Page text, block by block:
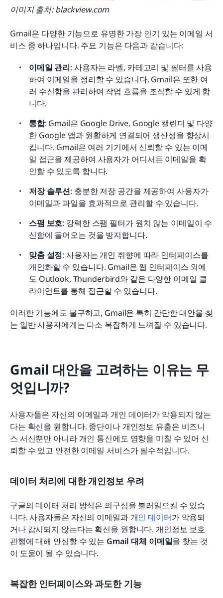
이미지 출처: blackview.com
Gmail은 다양한 기능으로 유명한 가장 인기 있는 이메일 서
비스 중 하나입니다. 주요 기능은 다음과 같습니다:
이메일 관리: 사용자는 라벨, 카테고리 및 필터를 사용
하여 이메일을 정리할 수 있습니다. Gmail은 또한 여
러 수신함을 관리하여 작업 흐름을 조직할 수 있게 합
니다.
통합: Gmail은 Google Drive, Google 캘린더 및 다양
한 Google 앱과 원활하게 연결되어 생산성을 향상시
킵니다. Gmail은 여러 기기에서 신뢰할 수 있는 이메
일 접근을 제공하여 사용자가 어디서든 이메일을 확
인할 수 있도록 합니다.
저장 솔루션: 충분한 저장 공간을 제공하여 사용자가
이메일과 파일을 효과적으로 관리할 수 있습니다.
스팸 보호: 강력한 스팸 필터가 원치 않는 이메일이 수
신함에 들어오는 것을 방지합니다.
맞춤 설정: 사용자는 개인 취향에 따라 인터페이스를
개인화할 수 있습니다. Gmail은 웹 인터페이스 외에
도 Outlook, Thunderbird와 같은 다양한 이메일 클
라이언트를 통해 접근할 수 있습니다.
이러한 기능에도 불구하고, Gmail은 특히 간단한 대안을 찾
는 일반 사용자에게는 다소 복잡하게 느껴질 수 있습니다.
Gmail 대안을 고려하는 이유는 무
엇입니까?
사용자들은 자신의 이메일과 개인 데이터가 악용되지 않는
다는 확신을 원합니다. 중단이나 개인정보 유출은 비즈니
스 서신뿐만 아니라 개인 통신에도 영향을 미칠 수 있어 신
뢰할 수 있고 안전한 이메일 서비스가 필수적입니다.
데이터 처리에 대한 개인정보 우려
구글의 데이터 처리 방식은 의구심을 불러일으킬 수 있습
니다. 사용자들은 자신의 이메일과 개인 데이터가 악용되
거나 감시되지 않는다는 확신을 원합니다. 개인정보 보호
관행에 대해 안심할 수 있는 Gmail 대체 이메일을 찾는 것
이 도움이 될 수 있습니다.
복잡한 인터페이스와 과도한 기능